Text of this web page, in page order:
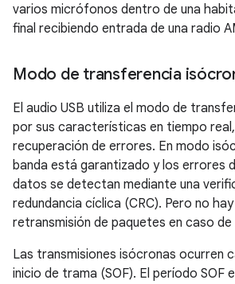
varios micrófonos dentro de una
final recibiendo entrada de una radio
Modo de transferencia
El audio USB utiliza el modo de
por sus características en tiempo
recuperación de errores. En modo
banda está garantizado y los errores
datos se detectan mediante una
redundancia cíclica (CRC). Pero no
retransmisión de paquetes en caso de
Las transmisiones isócronas ocurren
inicio de trama (SOF). El período SOF